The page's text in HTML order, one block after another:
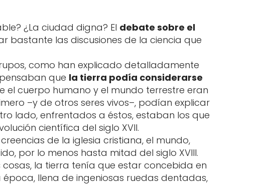
¿La ciudad digna? El debate sobre el
bastante las discusiones de la ciencia que
como han explicado detalladamente
que la tierra podía considerarse
cuerpo humano y el mundo terrestre eran
–y de otros seres vivos–, podían explicar
lado, enfrentados a éstos, estaban los que
científica del siglo XVII.
de la iglesia cristiana, el mundo,
por lo menos hasta mitad del siglo XVIII.
la tierra tenía que estar concebida en
llena de ingeniosas ruedas dentadas,